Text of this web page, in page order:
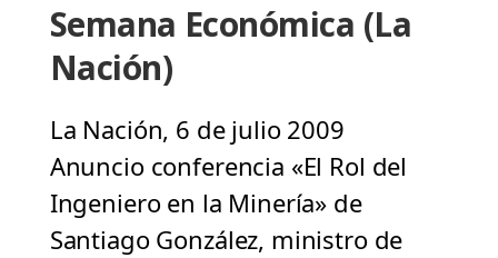
Semana Económica (La
Nación)
La Nación, 6 de julio 2009
Anuncio conferencia «El Rol del
Ingeniero en la Minería» de
Santiago González, ministro de